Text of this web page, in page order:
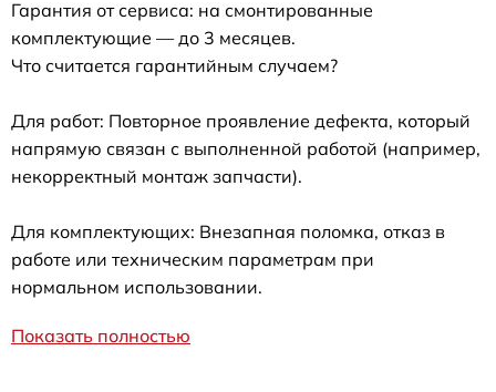
Гарантия от сервиса: на смонтированные
комплектующие — до 3 месяцев.
Что считается гарантийным случаем?
Для работ: Повторное проявление дефекта, который
напрямую связан с выполненной работой (например,
некорректный монтаж запчасти).
Для комплектующих: Внезапная поломка, отказ в
работе или техническим параметрам при
нормальном использовании.
Показать полностью